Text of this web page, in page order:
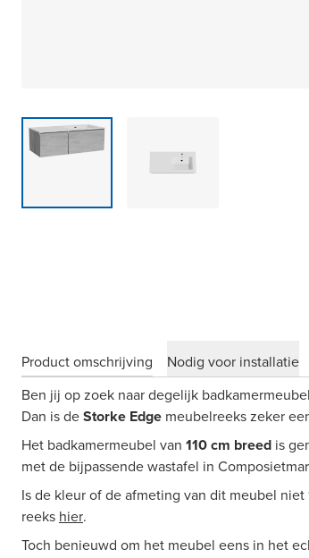
Product omschrijving
Nodig voor installatie
Ben jij op zoek naar degelijk
Dan is deStorke Edge meubelreeks zeker
Het badkamermeubel van 110 cm breed is
met de bijpassende wastafel in
Is de kleur of de afmeting van dit meubel
reeks hier.
Toch benieuwd om het meubel eens in het